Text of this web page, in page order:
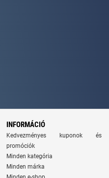
INFORMÁCIÓ
Kedvezményes kuponok és
promóciók
Minden kategória
Minden márka